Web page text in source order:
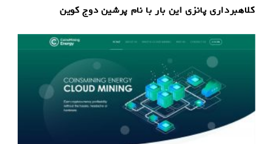
کلاهبرداری پانزی این بار با نام پرشین دوج کوین